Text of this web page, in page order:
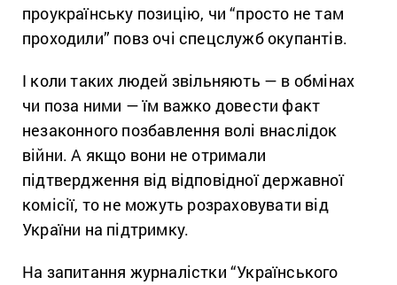
проукраїнську позицію, чи “просто не там
проходили” повз очі спецслужб окупантів.
І коли таких людей звільняють — в обмінах
чи поза ними — їм важко довести факт
незаконного позбавлення волі внаслідок
війни. А якщо вони не отримали
підтвердження від відповідної державної
комісії, то не можуть розраховувати від
України на підтримку.
На запитання журналістки “Українського